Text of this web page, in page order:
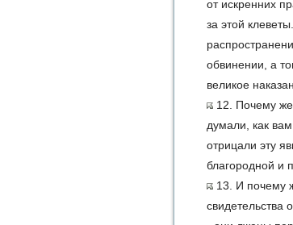
от искренних
за этой
обвинении, а
великое
12. Почему
думали, как
отрицали эту
благородной и
13. И почему
свидетельства